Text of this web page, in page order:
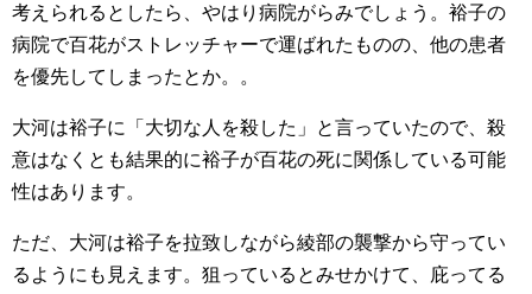
考えられるとしたら、やはり病院がらみでしょう。裕子の
病院で百花がストレッチャーで運ばれたものの、他の患者
を優先してしまったとか。。
大河は裕子に「大切な人を殺した」と言っていたので、殺
意はなくとも結果的に裕子が百花の死に関係している可能
性はあります。
ただ、大河は裕子を拉致しながら綾部の襲撃から守ってい
るようにも見えます。狙っているとみせかけて、庇ってる